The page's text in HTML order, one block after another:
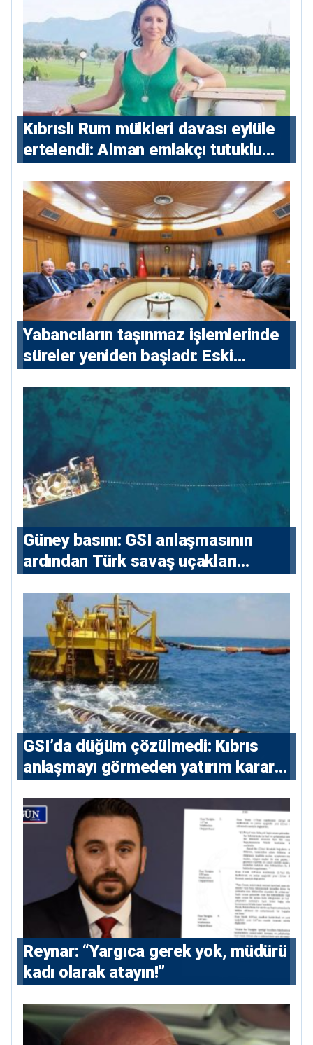
Kıbrıslı Rum mülkleri davası eylüle
ertelendi: Alman emlakçı tutuklu
Yabancıların taşınmaz işlemlerinde
süreler yeniden başladı: Eski
konutlara 36 ay
Güney basını: ⁠GSI anlaşmasının
ardından Türk savaş uçakları
GSI’da düğüm çözülmedi: Kıbrıs
anlaşmayı görmeden yatırım kararı
Reynar: “Yargıca gerek yok, müdürü
kadı olarak atayın!”